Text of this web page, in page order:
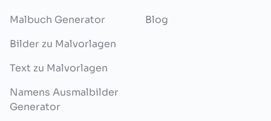
Malbuch Generator
Bilder zu Malvorlagen
Text zu Malvorlagen
Namens Ausmalbilder
Generator
Blog